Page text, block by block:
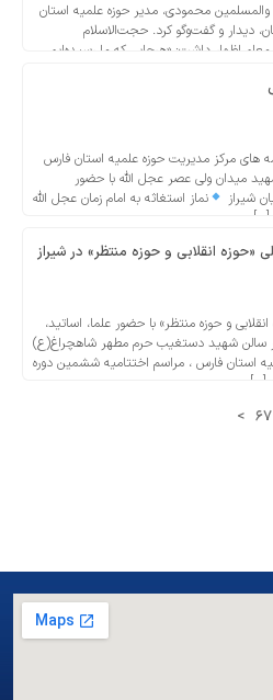
محمودی، مدیر حوزه علمیه استان
دیدار و گفت‌وگو کرد. حجت‌الاسلام
اظهار داشت: «هرجایی که ما رسیده‌ایم،
های مرکز مدیریت حوزه علمیه استان فارس
میدان ولی عصر عجل الله با حضور
شیراز
نماز استغاثه به امام زمان عجل الله
[…]
انقلابی و حوزه منتظر» در شیراز
و حوزه منتظر» با حضور علما، اساتید،
سالن شهید دستغیب حرم مطهر شاهچراغ(ع)
استان فارس ، مراسم اختتامیه ششمین دوره
[…]
۶۷ >